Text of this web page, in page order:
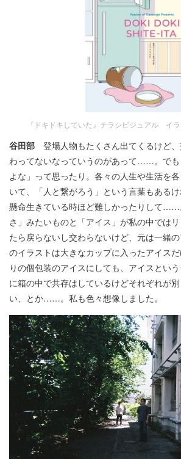
『ドキドキしていた』チラシビジュアル イ
谷田部 登場人物もたくさん出てくるけど
わってないなっていうのがあって……。で
よな」って思ったり。各々の人生や生活を
いて、「人と繋がろう」という言葉もある
懸命生きている時ほど難しかったりして……
さ」みたいものと「アイス」が私の中では
たら戻らないし交わらないけど、元は一緒
のイラストは大きなカップに入ったアイス
りの個包装のアイスにしても、アイスとい
に箱の中で共存はしているけどそれぞれが
い、とか……。私も色々想像しました。